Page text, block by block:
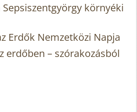
Sepsiszentgyörgy környéki
Erdők Nemzetközi Napja
erdőben – szórakozásból